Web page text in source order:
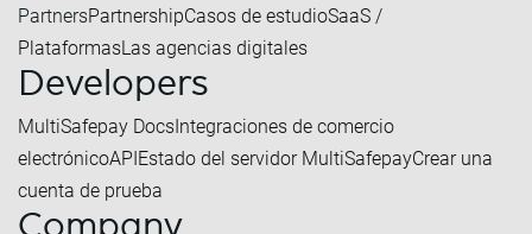
PartnersPartnershipCasos de estudioSaaS /
PlataformasLas agencias digitales
Developers
MultiSafepay DocsIntegraciones de comercio
electrónicoAPIEstado del servidor MultiSafepayCrear una
cuenta de prueba
Company